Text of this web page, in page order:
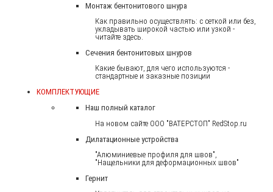
Монтаж бентонитового шнура
Как правильно осуществлять: с сеткой или без,
укладывать широкой частью или узкой -
читайте здесь.
Сечения бентонитовых шнуров
Какие бывают, для чего используются -
стандартные и заказные позиции
КОМПЛЕКТУЮЩИЕ
Наш полный каталог
На новом сайте ООО "ВАТЕРСТОП" RedStop.ru
Дилатационные устройства
"Алюминиевые профиля для швов",
"Нащельники для деформационных швов"
Гернит